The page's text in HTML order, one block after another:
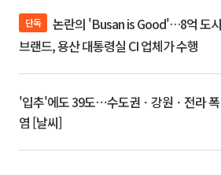
단독
브랜드, 용산 대통령실 CI 업체가 수행
'입추'에도 39도⋯수도권ㆍ강원ㆍ전라 폭
염 [날씨]